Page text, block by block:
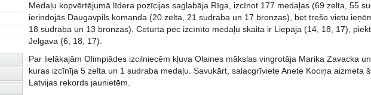
Medaļu kopvērtējumā līdera pozīcijas saglabāja Rīga, izcīnot 177 medaļas (69 zelta, 55
ierindojās Daugavpils komanda (20 zelta, 21 sudraba un 17 bronzas), bet trešo vietu
18 sudraba un 13 bronzas). Ceturtā pēc izcīnīto medaļu skaita ir Liepāja (14, 18, 17),
Jelgava (6, 18, 17).
Par lielākajām Olimpiādes izcilniecēm kļuva Olaines mākslas vingrotāja Marika Zavacka
kuras izcīnīja 5 zelta un 1 sudraba medaļu. Savukārt, salacgrīviete Anete Kociņa aizmeta
Latvijas rekords jaunietēm.